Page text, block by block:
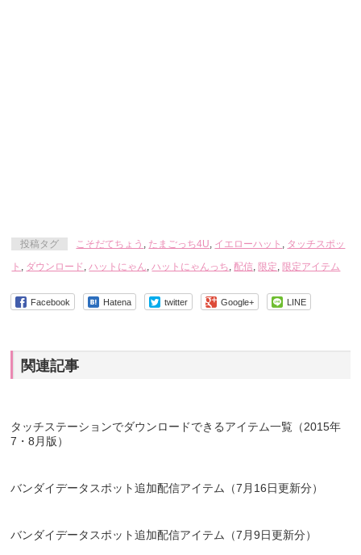
投稿タグ こそだてちょう , たまごっち4U, イエローハット , タッチスポッ
ト , ダウンロード,ハットにゃん,ハットにゃんっち, 配信, 限定, 限定アイテム
Facebook Hatena twitter Google+ LINE
関連記事
タッチステーションでダウンロードできるアイテム一覧（2015年
7・8月版）
バンダイデータスポット追加配信アイテム（7月16日更新分）
バンダイデータスポット追加配信アイテム（7月9日更新分）